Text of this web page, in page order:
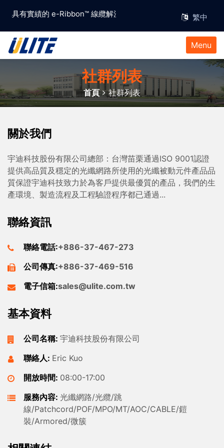
具有實績的 e-Ribbon™ 線纜解決方案供應商
Menu
社群列表
首頁 社群列表
關於我們
宇迪科技股份有限公司總部：台灣苗栗通過ISO 9001認證
提供高品質及穩定的光纖網路所使用的光纖被動元件產品品
質保證宇迪科技致力於為客戶提供最優質的產品，我們的生
產環境、製造流程及工程驗證程序都已通過...
聯絡資訊
聯絡電話:+886-37-467-273
公司傳真:+886-37-469-516
電子信箱:sales@ulite.com.tw
基本資料
公司名稱: 宇迪科技股份有限公司
聯絡人: Eric Kuo
開放時間: 08:00-17:00
服務內容: 光纖網路/光纜/跳
線/Patchcord/POF/MPO/MT/AOC/CABLE/鎧
裝/Armored/微簇